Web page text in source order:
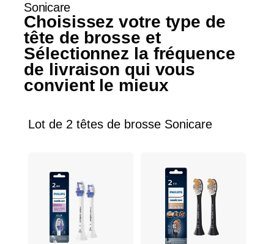
Sonicare
Choisissez votre type de
tête de brosse et
Sélectionnez la fréquence
de livraison qui vous
convient le mieux
Lot de 2 têtes de brosse Sonicare